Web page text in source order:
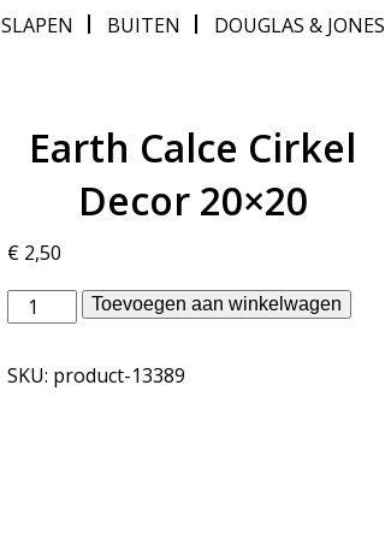
SLAPEN BUITEN DOUGLAS & JONES
Earth Calce Cirkel
Decor 20×20
€2,50
vtwonen
binnentegels
Earth
Toevoegen aan winkelwagen
SKU: product-13389